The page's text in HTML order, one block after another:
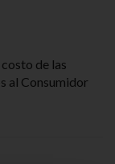
de las
al Consumidor